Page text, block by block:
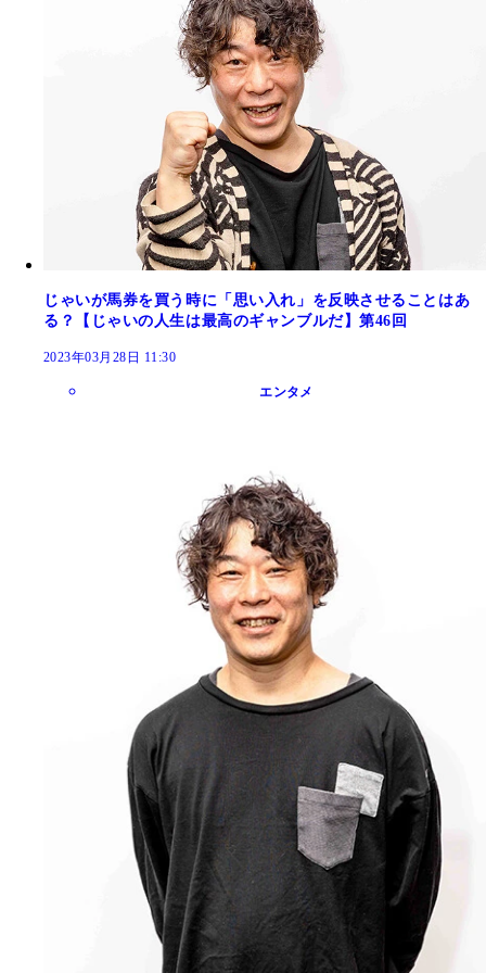
じゃいが馬券を買う時に「思い入れ」を反映させることはあ
る？【じゃいの人生は最高のギャンブルだ】第46回
2023年03月28日 11:30
エンタメ